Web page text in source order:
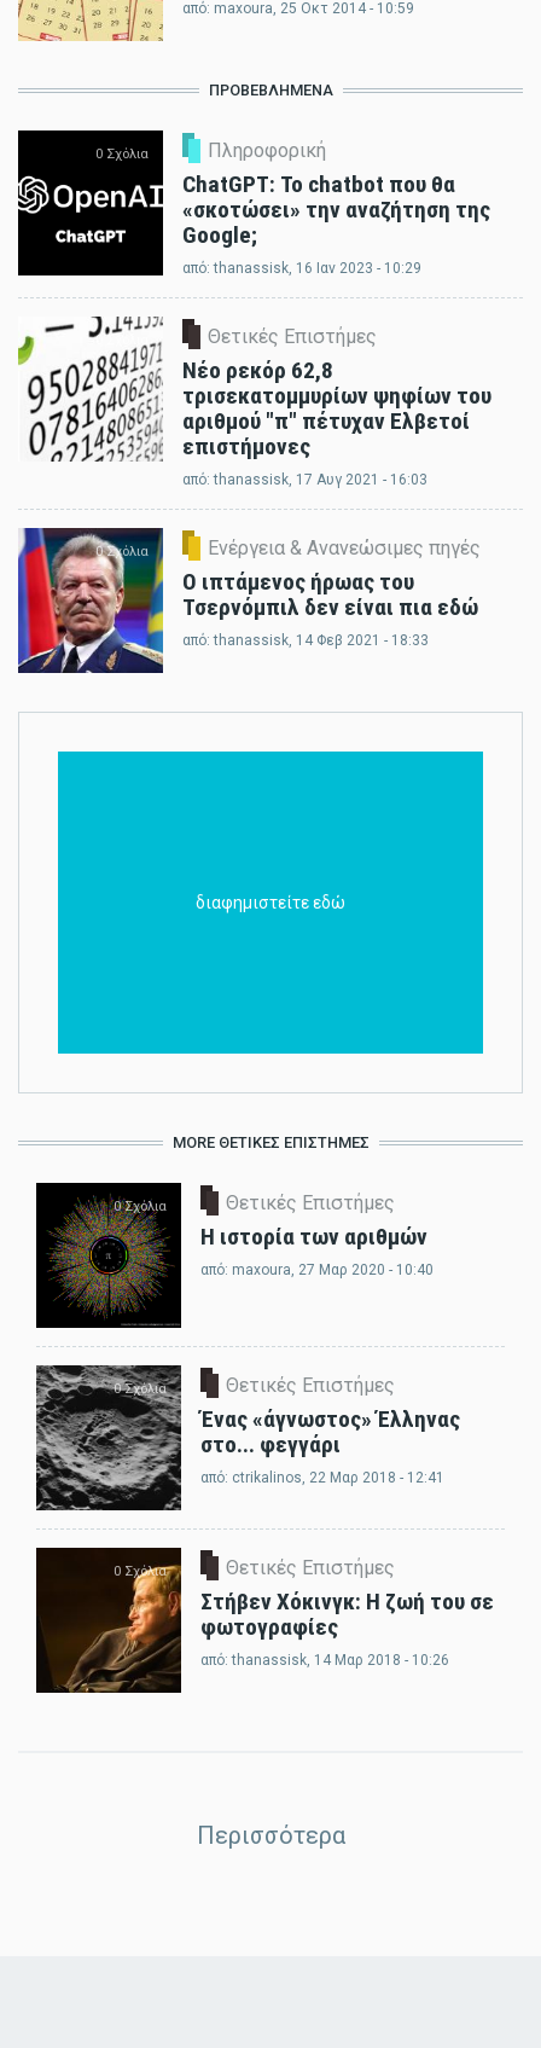
από: maxoura, 25 Οκτ 2014 - 10:59
ΠΡΟΒΕΒΛΗΜΈΝΑ
0 Σχόλια Πληροφορική
ChatGPT: Το chatbot που θα
«σκοτώσει» την αναζήτηση της
Google;
από:thanassisk, 16 Ιαν 2023 - 10:29
0 Σχόλια Θετικές Επιστήμες
Νέο ρεκόρ 62,8
τρισεκατομμυρίων ψηφίων του
αριθμού "π" πέτυχαν Ελβετοί
επιστήμονες
από:thanassisk, 17 Αυγ 2021 - 16:03
0 Σχόλια Ενέργεια & Ανανεώσιμες πηγές
Ο ιπτάμενος ήρωας του
Τσερνόμπιλ δεν είναι πια εδώ
από:thanassisk, 14 Φεβ 2021 - 18:33
διαφημιστείτε εδώ
MORE ΘΕΤΙΚΈΣ ΕΠΙΣΤΉΜΕΣ
0 Σχόλια Θετικές Επιστήμες
Η ιστορία των αριθμών
από: maxoura, 27 Μαρ 2020 - 10:40
0 Σχόλια Θετικές Επιστήμες
Ένας «άγνωστος» Έλληνας
στο... φεγγάρι
από: ctrikalinos, 22 Μαρ 2018 - 12:41
0 Σχόλια Θετικές Επιστήμες
Στήβεν Χόκινγκ: Η ζωή του σε
φωτογραφίες
από:thanassisk, 14 Μαρ 2018 - 10:26
Περισσότερα